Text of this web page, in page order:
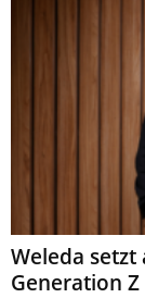
Weleda setzt
Generation Z